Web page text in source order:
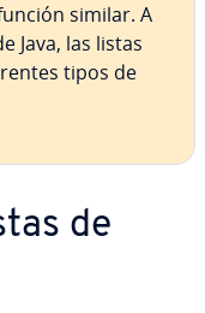
similar. A
Java, las listas
tipos de
de